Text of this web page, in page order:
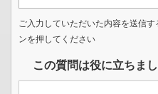
ご入力していただいた内容を送信
ンを押してください
この質問は役に立ちま